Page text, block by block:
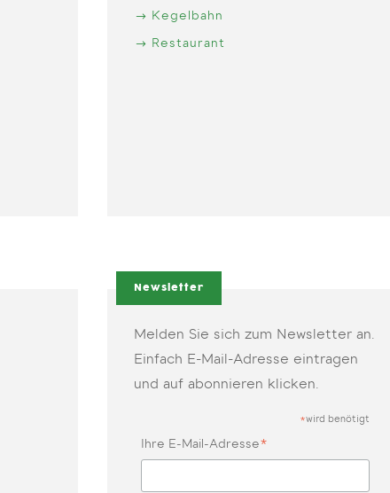
Kegelbahn
Restaurant
Newsletter
Melden Sie sich zum Newsletter an.
Einfach E-Mail-Adresse eintragen
und auf abonnieren klicken.
*wird benötigt
Ihre E-Mail-Adresse*